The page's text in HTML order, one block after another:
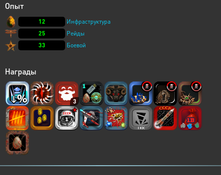
Опыт
12
Инфраструктура
25
Рейды
33
Боевой
Награды
3